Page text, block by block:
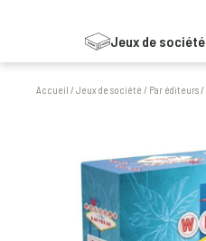
Jeux de société
Accueil /Jeux de société / Par éditeurs/